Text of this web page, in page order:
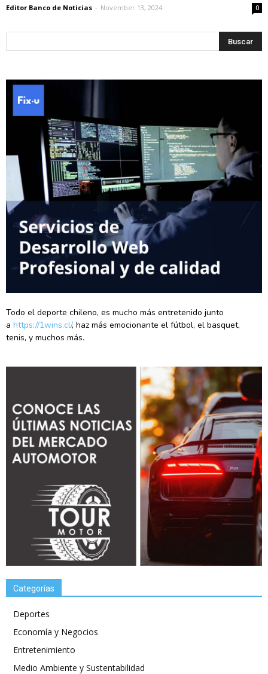
Editor Banco de Noticias - November 13, 2024 0
Todo el deporte chileno, es mucho más entretenido junto
a https://1wins.cl/, haz más emocionante el fútbol, el basquet,
tenis, y muchos más.
Categorías
Deportes
Economía y Negocios
Entretenimiento
Medio Ambiente y Sustentabilidad